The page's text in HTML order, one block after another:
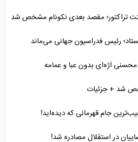
تراکتور؛ مقصد بعدی نکونام مشخص شد
رئیس فدراسیون جهانی می‌ماند
اژه‌ای بدون عبا و عمامه
شد + جزئیات
جام قهرمانی که دیده‌اید!
در استقلال مصادره شد!